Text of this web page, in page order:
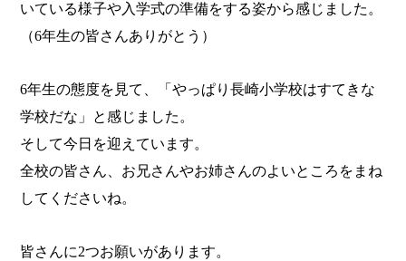
いている様子や入学式の準備をする姿から感じました。
（6年生の皆さんありがとう）
6年生の態度を見て、「やっぱり長崎小学校はすてきな
学校だな」と感じました。
そして今日を迎えています。
全校の皆さん、お兄さんやお姉さんのよいところをまね
してくださいね。
皆さんに2つお願いがあります。